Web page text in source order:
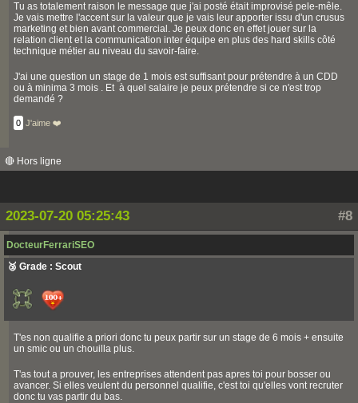
Tu as totalement raison le message que j'ai posté était improvisé pele-mêle.
Je vais mettre l'accent sur la valeur que je vais leur apporter issu d'un crusus
marketing et bien avant commercial. Je peux donc en effet jouer sur la
relation client et la communication inter équipe en plus des hard skills côté
technique métier au niveau du savoir-faire.
J'ai une question un stage de 1 mois est suffisant pour prétendre à un CDD
ou à minima 3 mois . Et à quel salaire je peux prétendre si ce n'est trop
demandé ?
0 J'aime ❤️
🔴 Hors ligne
#8
2023-07-20 05:25:43
DocteurFerrariSEO
🥉 Grade : Scout
T'es non qualifie a priori donc tu peux partir sur un stage de 6 mois + ensuite
un smic ou un chouilla plus.
T'as tout a prouver, les entreprises attendent pas apres toi pour bosser ou
avancer. Si elles veulent du personnel qualifie, c'est toi qu'elles vont recruter
donc tu vas partir du bas.